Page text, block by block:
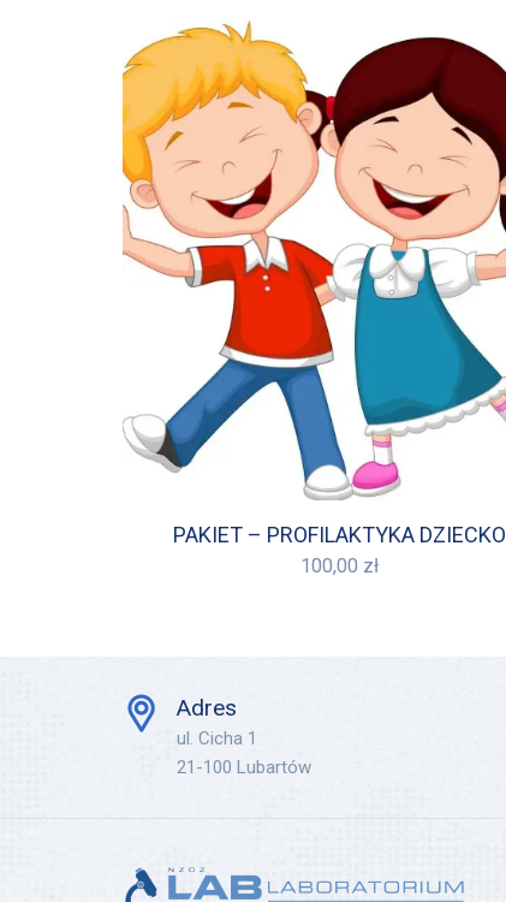
PAKIET – PROFILAKTYKA DZIECKO
100,00 zł
Adres
ul. Cicha 1
21-100 Lubartów